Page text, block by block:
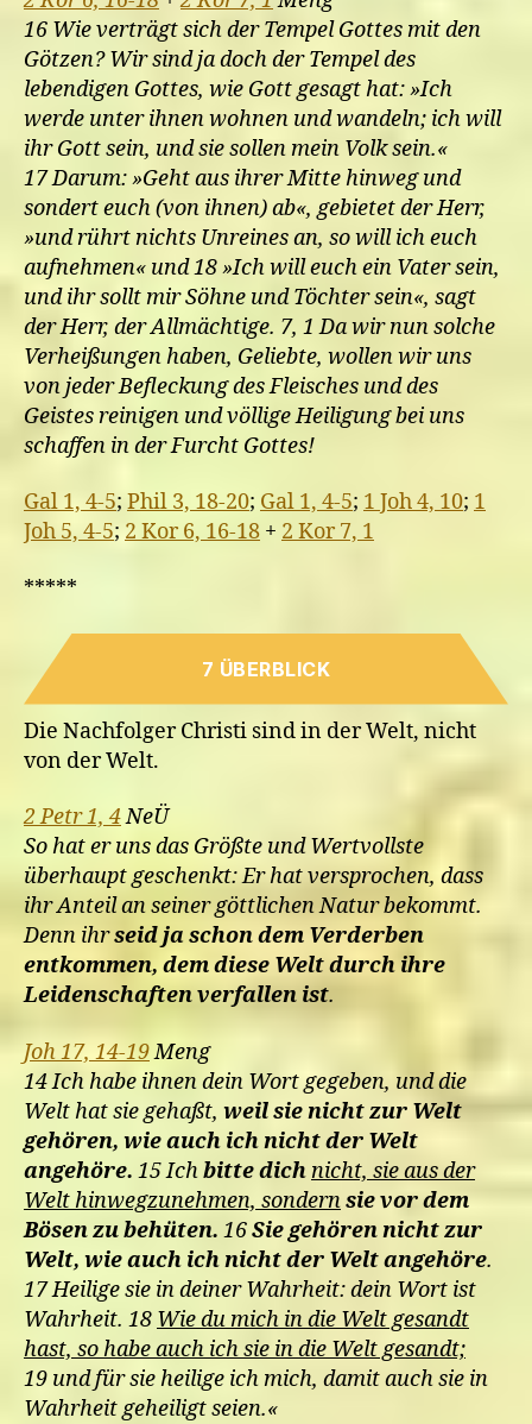
16 Wie verträgt sich der Tempel Gottes mit den
Götzen? Wir sind ja doch der Tempel des
lebendigen Gottes, wie Gott gesagt hat: »Ich
werde unter ihnen wohnen und wandeln; ich will
ihr Gott sein, und sie sollen mein Volk sein.«
17 Darum: »Geht aus ihrer Mitte hinweg und
sondert euch (von ihnen) ab«, gebietet der Herr,
»und rührt nichts Unreines an, so will ich euch
aufnehmen« und 18 »Ich will euch ein Vater sein,
und ihr sollt mir Söhne und Töchter sein«, sagt
der Herr, der Allmächtige. 7, 1 Da wir nun solche
Verheißungen haben, Geliebte, wollen wir uns
von jeder Befleckung des Fleisches und des
Geistes reinigen und völlige Heiligung bei uns
schaffen in der Furcht Gottes!
Gal 1, 4-5; Phil 3, 18-20; Gal 1, 4-5; 1 Joh 4, 10; 1
Joh 5, 4-5; 2 Kor 6, 16-18 + 2 Kor 7, 1
*****
7 ÜBERBLICK
Die Nachfolger Christi sind in der Welt, nicht
von der Welt.
2 Petr 1, 4NeÜ
So hat er uns das Größte und Wertvollste
überhaupt geschenkt: Er hat versprochen, dass
ihr Anteil an seiner göttlichen Natur bekommt.
Denn ihrseid ja schon dem Verderben
entkommen, dem diese Welt durch ihre
Leidenschaften verfallen ist.
Joh 17, 14-19Meng
14 Ich habe ihnen dein Wort gegeben, und die
Welt hat sie gehaßt, weil sie nicht zur Welt
gehören, wie auch ich nicht der Welt
angehöre. 15 Ichbitte dich nicht, sie aus der
Welt hinwegzunehmen, sondernsie vor dem
Bösen zu behüten. 16Sie gehören nicht zur
Welt, wie auch ich nicht der Welt angehöre.
17 Heilige sie in deiner Wahrheit: dein Wort ist
Wahrheit. 18 Wie du mich in die Welt gesandt
hast, so habe auch ich sie in die Welt gesandt;
19 und für sie heilige ich mich, damit auch sie in
Wahrheit geheiligt seien.«